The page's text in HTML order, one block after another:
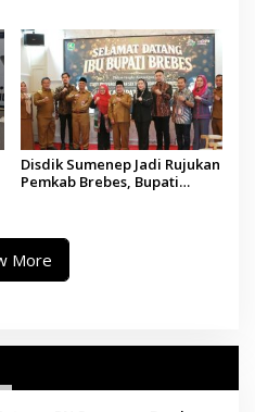
Disdik Sumenep Jadi Rujukan
Pemkab Brebes, Bupati
More